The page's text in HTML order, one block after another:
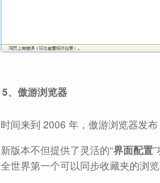
5、傲游浏览器
时间来到 2006 年，傲游浏览器发布
新版本不但提供了灵活的“界面配置
全世界第一个可以同步收藏夹的浏览